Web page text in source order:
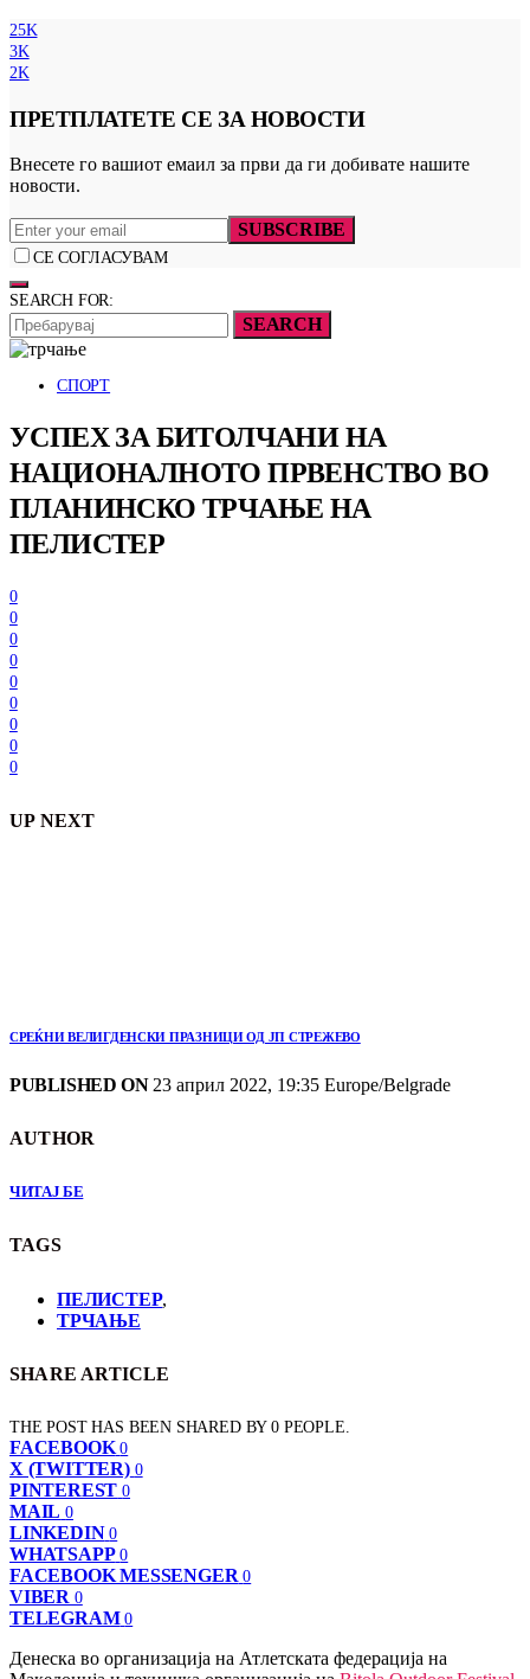
25K
3K
2K
ПРЕТПЛАТЕТЕ СЕ ЗА НОВОСТИ
Внесете го вашиот емаил за први да ги добивате нашите
новости.
SUBSCRIBE
СЕ СОГЛАСУВАМ
SEARCH FOR:
SEARCH
СПОРТ
УСПЕХ ЗА БИТОЛЧАНИ НА
НАЦИОНАЛНОТО ПРВЕНСТВО ВО
ПЛАНИНСКО ТРЧАЊЕ НА
ПЕЛИСТЕР
0
0
0
0
0
0
0
0
0
UP NEXT
СРЕЌНИ ВЕЛИГДЕНСКИ ПРАЗНИЦИ ОД ЈП СТРЕЖЕВО
PUBLISHED ON23 април 2022, 19:35 Europe/Belgrade
AUTHOR
ЧИТАЈ БЕ
TAGS
ПЕЛИСТЕР,
ТРЧАЊЕ
SHARE ARTICLE
THE POST HAS BEEN SHARED BY0 PEOPLE.
FACEBOOK 0
X (TWITTER) 0
PINTEREST 0
MAIL 0
LINKEDIN 0
WHATSAPP 0
FACEBOOK MESSENGER 0
VIBER 0
TELEGRAM 0
Денеска во организација на Атлетската федерација на